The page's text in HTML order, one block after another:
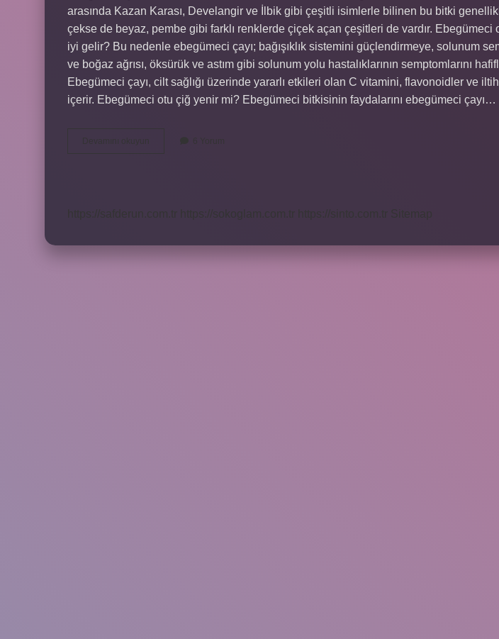
arasında Kazan Karası, Develangir ve İlbik gibi çeşitli isimlerle bilinen bu bitki
çekse de beyaz, pembe gibi farklı renklerde çiçek açan çeşitleri de vardır. Ebegümeci
iyi gelir? Bu nedenle ebegümeci çayı; bağışıklık sistemini güçlendirmeye, solunum
ve boğaz ağrısı, öksürük ve astım gibi solunum yolu hastalıklarının semptomlarını
Ebegümeci çayı, cilt sağlığı üzerinde yararlı etkileri olan C vitamini, flavonoidler ve
içerir. Ebegümeci otu çiğ yenir mi? Ebegümeci bitkisinin faydalarını ebegümeci çayı…